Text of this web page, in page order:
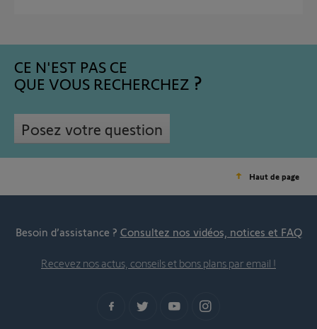
CE N'EST PAS CE
QUE VOUS RECHERCHEZ
Posez votre question
Haut de page
Besoin d’assistance ? Consultez nos vidéos, notices et FAQ
Recevez nos actus, conseils et bons plans par email !